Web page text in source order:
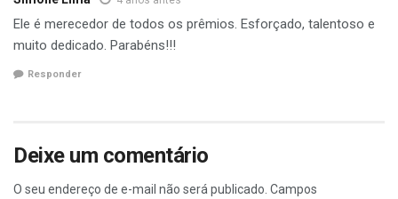
Ele é merecedor de todos os prêmios. Esforçado, talentoso e
muito dedicado. Parabéns!!!
Responder
Deixe um comentário
O seu endereço de e-mail não será publicado. Campos